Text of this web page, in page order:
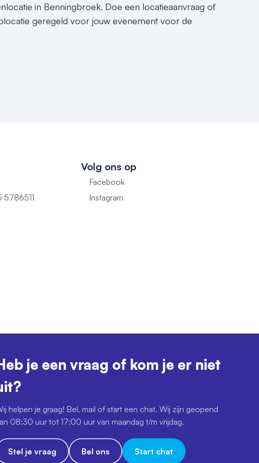
in Benningbroek. Doe een locatieaanvraag of
geregeld voor jouw evenement voor de
Volg ons op
Facebook
Instagram
je een vraag of kom je er niet
helpen je graag! Bel, mail of start een chat. Wij zijn geopend
08:30 uur tot 17:00 uur van maandag t/m vrijdag.
Stel je vraag Bel ons Start chat